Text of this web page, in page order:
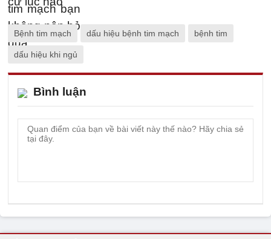
Bệnh tim mạch dấu hiệu bệnh tim mạch bệnh tim
dấu hiệu khi ngủ
Bình luận